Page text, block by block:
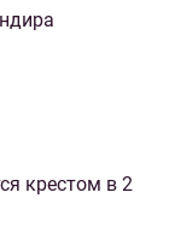
крестом в 2